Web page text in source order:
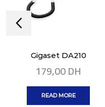
Gigaset DA210
179,00DH
READ MORE